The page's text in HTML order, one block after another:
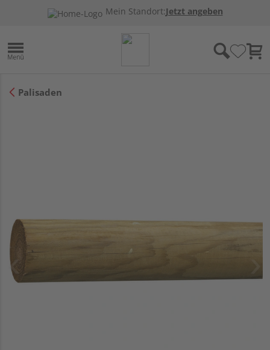
Mein Standort:Jetzt angeben
Palisaden